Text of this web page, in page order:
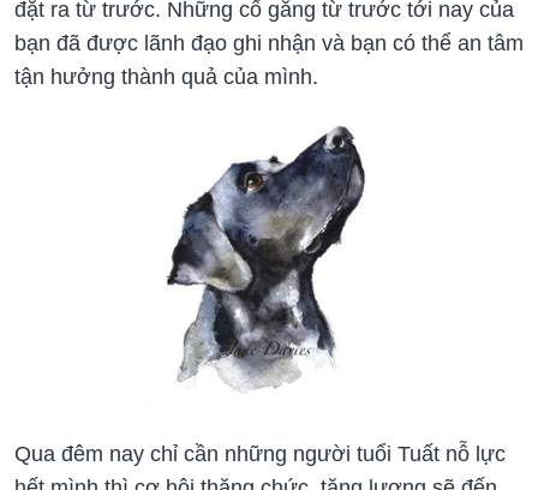
đặt ra từ trước. Những cố gắng từ trước tới nay của
bạn đã được lãnh đạo ghi nhận và bạn có thể an tâm
tận hưởng thành quả của mình.
Qua đêm nay chỉ cần những người tuổi Tuất nỗ lực